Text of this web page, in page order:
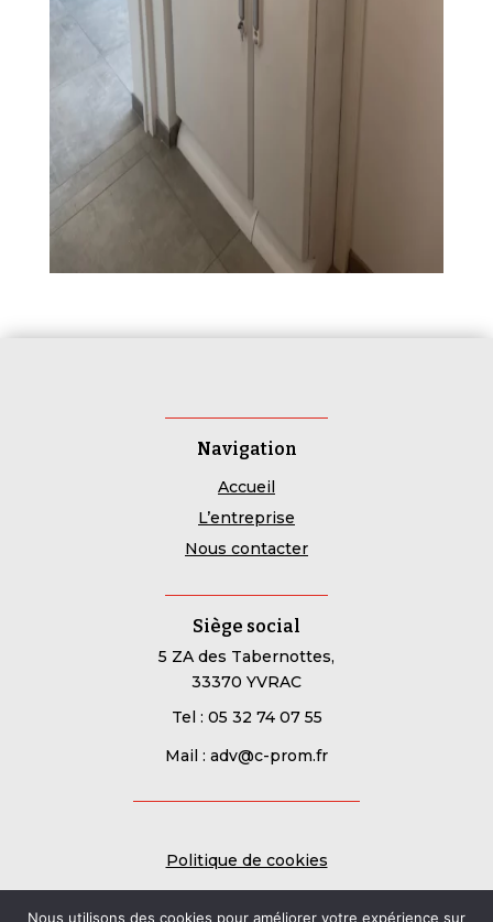
Navigation
Accueil
L’entreprise
Nous contacter
Siège social
5 ZA des Tabernottes,
33370 YVRAC
Tel : 05 32 74 07 55
Mail : adv@c-prom.fr
Politique de cookies
Nous utilisons des cookies pour améliorer votre expérience sur